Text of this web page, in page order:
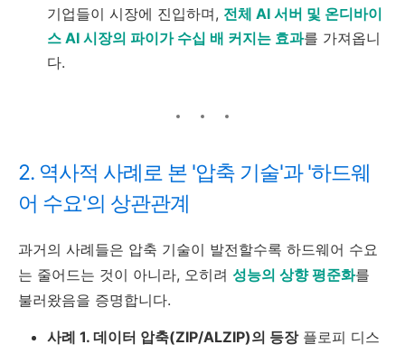
기업들이 시장에 진입하며, 전체 AI 서버 및 온디바이
스 AI 시장의 파이가 수십 배 커지는 효과를 가져옵니
다.
2. 역사적 사례로 본 '압축 기술'과 '하드웨
어 수요'의 상관관계
과거의 사례들은 압축 기술이 발전할수록 하드웨어 수요
는 줄어드는 것이 아니라, 오히려 성능의 상향 평준화를
불러왔음을 증명합니다.
사례 1. 데이터 압축(ZIP/ALZIP)의 등장플로피 디스